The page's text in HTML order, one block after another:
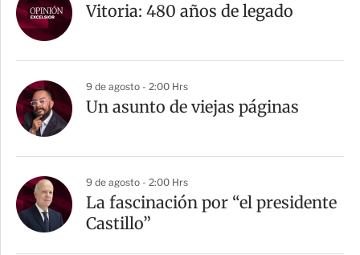
Vitoria: 480 años de legado
9 de agosto - 2:00 Hrs
Un asunto de viejas páginas
9 de agosto - 2:00 Hrs
La fascinación por “el presidente
Castillo”